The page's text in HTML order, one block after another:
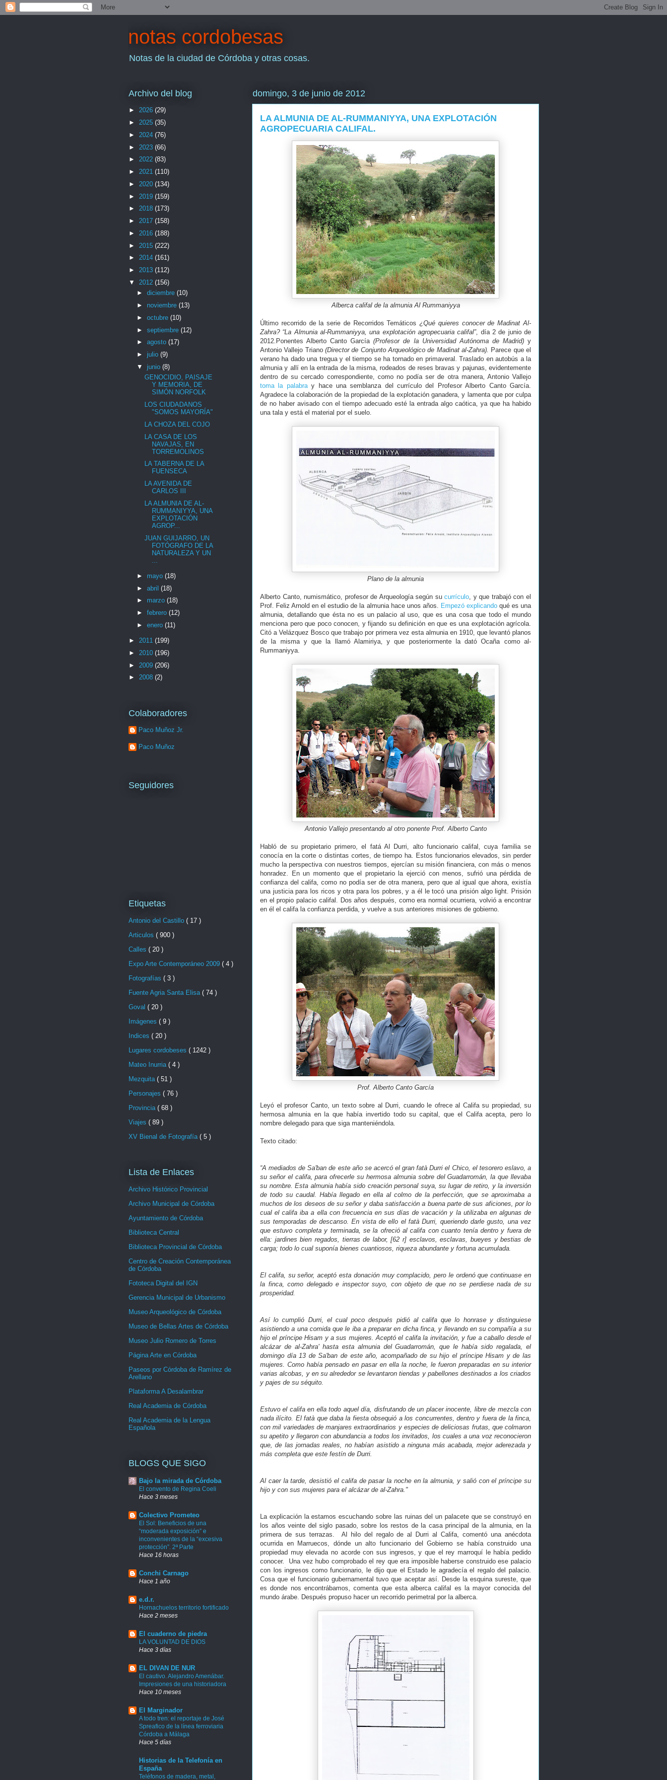
notas cordobesas
Notas de la ciudad de Córdoba y otras cosas.
domingo, 3 de junio de 2012
LA ALMUNIA DE AL-RUMMANIYYA, UNA EXPLOTACIÓN
AGROPECUARIA CALIFAL.
Alberca califal de la almunia Al Rummaniyya
Último recorrido de la serie de Recorridos Temáticos¿Qué quieres conocer de Madinat Al-
Zahra? “La Almunia al-Rummaniyya, una explotación agropecuaria califal”, día 2 de junio de
2012.Ponentes Alberto Canto García(Profesor de la Universidad Autónoma de Madrid)y
Antonio Vallejo Triano (Director de Conjunto Arqueológico de Madinat al-Zahra). Parece que el
verano ha dado una tregua y el tiempo se ha tornado en primaveral. Traslado en autobús a la
almunia y allí en la entrada de la misma, rodeados de reses bravas y pajunas, evidentemente
dentro de su cercado correspondiente, como no podía ser de otra manera, Antonio Vallejo
toma la palabray hace una semblanza del currículo del Profesor Alberto Canto García.
Agradece la colaboración de la propiedad de la explotación ganadera, y lamenta que por culpa
de no haber avisado con el tiempo adecuado esté la entrada algo caótica, ya que ha habido
una tala y está el material por el suelo.
Plano de la almunia
Alberto Canto, numismático, profesor de Arqueología según sucurrículo, y que trabajó con el
Prof. Feliz Arnold en el estudio de la almunia hace unos años. Empezó explicandoqué es una
almunia, detallando que ésta no es un palacio al uso, que es una cosa que todo el mundo
menciona pero que poco conocen, y fijando su definición en que es una explotación agrícola.
Citó a Velázquez Bosco que trabajo por primera vez esta almunia en 1910, que levantó planos
de la misma y que la llamó Alamiriya, y que posteriormente la dató Ocaña como al-
Rummaniyya.
Antonio Vallejo presentando al otro ponente Prof. Alberto Canto
Habló de su propietario primero, el fatá Al Durri, alto funcionario califal, cuya familia se
conocía en la corte o distintas cortes, de tiempo ha. Estos funcionarios elevados, sin perder
mucho la perspectiva con nuestros tiempos, ejercían su misión financiera, con más o menos
honradez. En un momento que el propietario la ejerció con menos, sufrió una pérdida de
confianza del califa, como no podía ser de otra manera, pero que al igual que ahora, existía
una justicia para los ricos y otra para los pobres, y a él le tocó una prisión algo light. Prisión
en el propio palacio califal. Dos años después, como era normal ocurriera, volvió a encontrar
en él el califa la confianza perdida, y vuelve a sus anteriores misiones de gobierno.
Prof. Alberto Canto García
Leyó el profesor Canto, un texto sobre al Durri, cuando le ofrece al Califa su propiedad, su
hermosa almunia en la que había invertido todo su capital, que el Califa acepta, pero lo
nombre delegado para que siga manteniéndola.
Texto citado:
“A mediados de Sa'ban de este año se acercó el gran fatà Durri el Chico, el tesorero eslavo, a
su señor el califa, para ofrecerle su hermosa almunia sobre del Guadarromán, la que llevaba
su nombre. Esta almunia había sido creación personal suya, su lugar de retiro, y la inversión
de todo su caudal. Había llegado en ella al colmo de la perfección, que se aproximaba a
muchos de los deseos de su señor y daba satisfacción a buena parte de sus aficiones, por lo
cual el califa iba a ella con frecuencia en sus días de vacación y la utilizaba en algunas de
sus temporadas de descanso. En vista de ello el fatà Durri, queriendo darle gusto, una vez
que estuvo completa y terminada, se la ofreció al califa con cuanto tenía dentro y fuera de
ella: jardines bien regados, tierras de labor, [62 r] esclavos, esclavas, bueyes y bestias de
carga; todo lo cual suponía bienes cuantiosos, riqueza abundante y fortuna acumulada.
El califa, su señor, aceptó esta donación muy complacido, pero le ordenó que continuase en
la finca, como delegado e inspector suyo, con objeto de que no se perdiese nada de su
prosperidad.
Así lo cumplió Durri, el cual poco después pidió al califa que lo honrase y distinguiese
asistiendo a una comida que le iba a preparar en dicha finca, y llevando en su compañía a su
hijo el príncipe Hisam y a sus mujeres. Aceptó el califa la invitación, y fue a caballo desde el
alcázar de al-Zahra' hasta esta almunia del Guadarromán, que le había sido regalada, el
domingo día 13 de Sa'ban de este año, acompañado de su hijo el príncipe Hisam y de las
mujeres. Como había pensado en pasar en ella la noche, le fueron preparadas en su interior
varias alcobas, y en su alrededor se levantaron tiendas y pabellones destinados a los criados
y pajes de su séquito.
Estuvo el califa en ella todo aquel día, disfrutando de un placer inocente, libre de mezcla con
nada ilícito. El fatà que daba la fiesta obsequió a los concurrentes, dentro y fuera de la finca,
con mil variedades de manjares extraordinarios y especies de deliciosas frutas, que colmaron
su apetito y llegaron con abundancia a todos los invitados, los cuales a una voz reconocieron
que, de las jornadas reales, no habían asistido a ninguna más acabada, mejor aderezada y
más completa que este festín de Durri.
Al caer la tarde, desistió el califa de pasar la noche en la almunia, y salió con el príncipe su
hijo y con sus mujeres para el alcázar de al-Zahra."
La explicación la estamos escuchando sobre las ruinas del un palacete que se construyó en
los años veinte del siglo pasado, sobre los restos de la casa principal de la almunia, en la
primera de sus terrazas. Al hilo del regalo de al Durri al Califa, comentó una anécdota
ocurrida en Marruecos, dónde un alto funcionario del Gobierno se había construido una
propiedad muy elevada no acorde con sus ingresos, y que el rey marroquí le había pedido
conocer. Una vez hubo comprobado el rey que era imposible haberse construido ese palacio
con los ingresos como funcionario, le dijo que el Estado le agradecía el regalo del palacio.
Cosa que el funcionario gubernamental tuvo que aceptar así. Desde la esquina sureste, que
es donde nos encontrábamos, comenta que esta alberca califal es la mayor conocida del
mundo árabe. Después propuso hacer un recorrido perimetral por la alberca.
Archivo del blog
► 2026 (29)
► 2025 (35)
► 2024 (76)
► 2023 (66)
► 2022 (83)
► 2021 (110)
► 2020 (134)
► 2019 (159)
► 2018 (173)
► 2017 (158)
► 2016 (188)
► 2015 (222)
► 2014 (161)
► 2013 (112)
▼ 2012 (156)
► diciembre (10)
► noviembre (13)
► octubre (10)
► septiembre (12)
► agosto (17)
► julio (9)
▼ junio (8)
GENOCIDIO, PAISAJE
Y MEMORIA, DE
SIMÓN NORFOLK
LOS CIUDADANOS
"SOMOS MAYORÍA"
LA CHOZA DEL COJO
LA CASA DE LOS
NAVAJAS, EN
TORREMOLINOS
LA TABERNA DE LA
FUENSECA
LA AVENIDA DE
CARLOS III
LA ALMUNIA DE AL-
RUMMANIYYA, UNA
EXPLOTACIÓN
AGROP...
JUAN GUIJARRO, UN
FOTÓGRAFO DE LA
NATURALEZA Y UN
► mayo (18)
► abril (18)
► marzo (18)
► febrero (12)
► enero (11)
► 2011 (199)
► 2010 (196)
► 2009 (206)
► 2008 (2)
Colaboradores
Paco Muñoz Jr.
Paco Muñoz
Seguidores
Etiquetas
Antonio del Castillo ( 17 )
Articulos ( 900 )
Calles ( 20 )
Expo Arte Contemporáneo 2009 ( 4 )
Fotografías ( 3 )
Fuente Agria Santa Elisa ( 74 )
Goval ( 20 )
Imágenes ( 9 )
Indices ( 20 )
Lugares cordobeses ( 1242 )
Mateo Inurria ( 4 )
Mezquita ( 51 )
Personajes ( 76 )
Provincia ( 68 )
Viajes ( 89 )
XV Bienal de Fotografía ( 5 )
Lista de Enlaces
Archivo Histórico Provincial
Archivo Municipal de Córdoba
Ayuntamiento de Córdoba
Biblioteca Central
Biblioteca Provincial de Córdoba
Centro de Creación Contemporánea
de Córdoba
Fototeca Digital del IGN
Gerencia Municipal de Urbanismo
Museo Arqueológico de Córdoba
Museo de Bellas Artes de Córdoba
Museo Julio Romero de Torres
Página Arte en Córdoba
Paseos por Córdoba de Ramírez de
Arellano
Plataforma A Desalambrar
Real Academia de Córdoba
Real Academia de la Lengua
Española
BLOGS QUE SIGO
Bajo la mirada de Córdoba
El convento de Regina Coeli
Hace 3 meses
Colectivo Prometeo
El Sol: Beneficios de una
“moderada exposición” e
inconvenientes de la “excesiva
protección”. 2ª Parte
Hace 16 horas
Conchi Carnago
Hace 1 año
e.d.r.
Hornachuelos territorio fortificado
Hace 2 meses
El cuaderno de piedra
LA VOLUNTAD DE DIOS
Hace 3 días
EL DIVAN DE NUR
El cautivo. Alejandro Amenábar.
Impresiones de una historiadora
Hace 10 meses
El Marginador
A todo tren: el reportaje de José
Spreafico de la línea ferroviaria
Córdoba a Málaga
Hace 5 días
Historias de la Telefonía en
España
Teléfonos de madera, metal,